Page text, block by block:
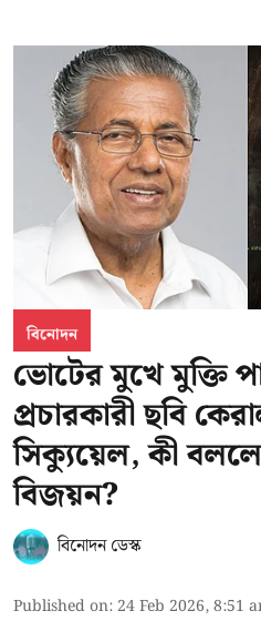
বিনোদন
ভোটের মুখে মুক্তি
প্রচারকারী ছবি
সিক্যুয়েল, কী
বিজয়ন?
বিনোদন ডেস্ক
Published on: 24 Feb 2026, 8:51